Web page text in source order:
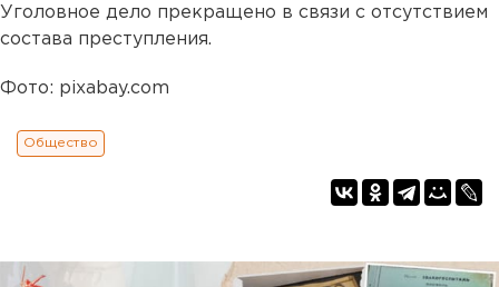
Уголовное дело прекращено в связи с отсутствием
состава преступления.
Фото: pixabay.com
Общество